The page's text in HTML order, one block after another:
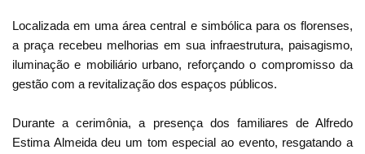
Localizada em uma área central e simbólica para os florenses,
a praça recebeu melhorias em sua infraestrutura, paisagismo,
iluminação e mobiliário urbano, reforçando o compromisso da
gestão com a revitalização dos espaços públicos.
Durante a cerimônia, a presença dos familiares de Alfredo
Estima Almeida deu um tom especial ao evento, resgatando a